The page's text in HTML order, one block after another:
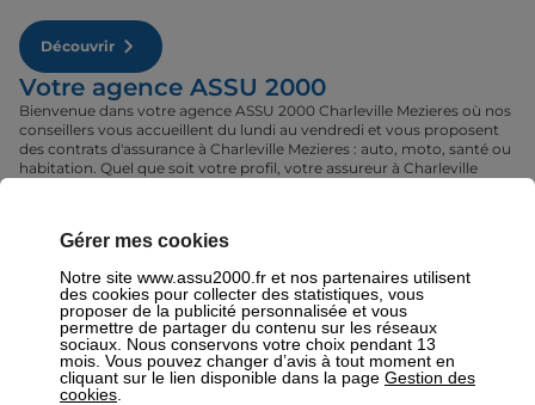
Découvrir
Votre agence ASSU 2000
Bienvenue dans votre agence ASSU 2000 Charleville Mezieres où nos
conseillers vous accueillent du lundi au vendredi et vous proposent
des contrats d'assurance à Charleville Mezieres : auto, moto, santé ou
habitation. Quel que soit votre profil, votre assureur à Charleville
pour réaliser un devis gratuit pour vos assurances ou mutuelles à
Nos offres pour les particuliers
Gérer mes cookies
Notre site www.assu2000.fr et nos partenaires utilisent
des cookies pour collecter des statistiques, vous
proposer de la publicité personnalisée et vous
permettre de partager du contenu sur les réseaux
sociaux. Nous conservons votre choix pendant 13
mois. Vous pouvez changer d’avis à tout moment en
cliquant sur le lien disponible dans la page Gestion des
cookies